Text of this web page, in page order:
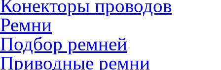
Конекторы проводов
Ремни
Подбор ремней
Приводные ремни